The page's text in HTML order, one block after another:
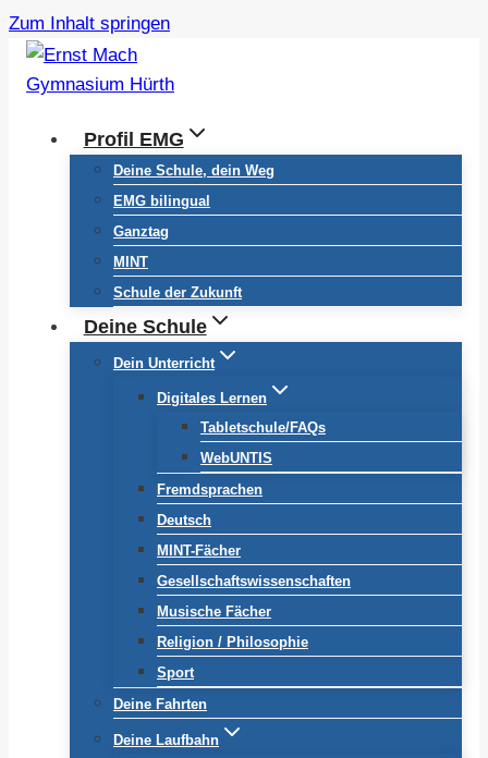
Zum Inhalt springen
Profil EMG
Deine Schule, dein Weg
EMG bilingual
Ganztag
MINT
Schule der Zukunft
Deine Schule
Dein Unterricht
Digitales Lernen
Tabletschule/FAQs
WebUNTIS
Fremdsprachen
Deutsch
MINT-Fächer
Gesellschaftswissenschaften
Musische Fächer
Religion / Philosophie
Sport
Deine Fahrten
Deine Laufbahn